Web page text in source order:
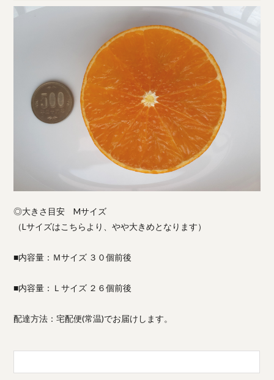
◎大きさ目安 Mサイズ
（Lサイズはこちらより、やや大きめとなります）
■内容量：Ｍサイズ ３０個前後
■内容量：Ｌサイズ ２６個前後
配達方法：宅配便(常温)でお届けします。